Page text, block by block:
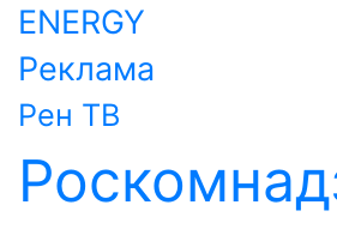
ENERGY
Реклама
Рен ТВ